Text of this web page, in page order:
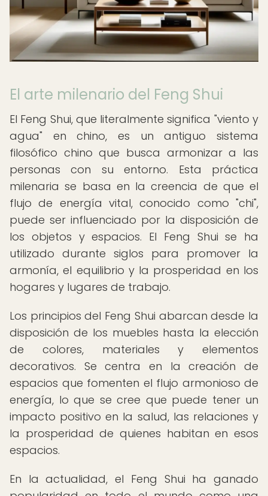
El arte milenario del Feng Shui
El Feng Shui, que literalmente significa "viento y
agua" en chino, es un antiguo sistema
filosófico chino que busca armonizar a las
personas con su entorno. Esta práctica
milenaria se basa en la creencia de que el
flujo de energía vital, conocido como "chi",
puede ser influenciado por la disposición de
los objetos y espacios. El Feng Shui se ha
utilizado durante siglos para promover la
armonía, el equilibrio y la prosperidad en los
hogares y lugares de trabajo.
Los principios del Feng Shui abarcan desde la
disposición de los muebles hasta la elección
de colores, materiales y elementos
decorativos. Se centra en la creación de
espacios que fomenten el flujo armonioso de
energía, lo que se cree que puede tener un
impacto positivo en la salud, las relaciones y
la prosperidad de quienes habitan en esos
espacios.
En la actualidad, el Feng Shui ha ganado